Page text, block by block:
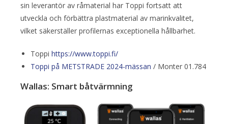
sin leverantör av råmaterial har Toppi fortsatt att
utveckla och förbättra plastmaterial av marinkvalitet,
vilket säkerställer profilernas exceptionella hållbarhet.
Toppi https://www.toppi.fi/
Toppi på METSTRADE 2024-mässan / Monter 01.784
Wallas: Smart båtvärmning